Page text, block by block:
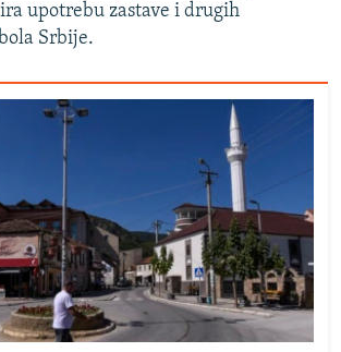
upotrebu zastave i drugih
Srbije.